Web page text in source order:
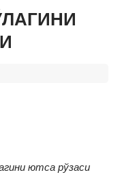
ютса рўзаси